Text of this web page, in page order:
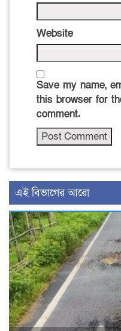
Website
Save my name,
this browser for
comment.
এই বিভাগের আরো